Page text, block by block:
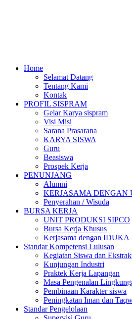
Home
Selamat Datang
Tentang Kami
Kontak
PROFIL SISPRAM
Gelar Karya sispram
Visi Misi
Sarana Prasarana
KARYA SISWA
Guru
Beasiswa
Prospek Kerja
PENUNJANG
Alumni
KERJASAMA DENGAN
Penyerahan / Wisuda
BURSA KERJA
UNIT PRODUKSI SIPCO
Bursa Kerja Khusus
Kerjasama dengan IDUKA
Standar Kompetensi Lulusan
Kegiatan Siswa dan
Kunjungan Industri
Praktek Kerja Lapangan
Masa Pengenalan
Pembinaan Karakter siswa
Peningkatan Iman dan
Standar Pengelolaan